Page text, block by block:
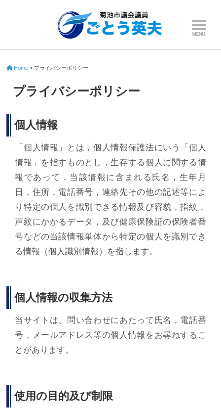
Home> プライバシーポリシー
プライバシーポリシー
個人情報
「個人情報」とは，個人情報保護法にいう「個人
情報」を指すものとし，生存する個人に関する情
報であって，当該情報に含まれる氏名，生年月
日，住所，電話番号，連絡先その他の記述等によ
り特定の個人を識別できる情報及び容貌，指紋，
声紋にかかるデータ，及び健康保険証の保険者番
号などの当該情報単体から特定の個人を識別でき
る情報（個人識別情報）を指します。
個人情報の収集方法
当サイトは、問い合わせにあたって氏名，電話番
号，メールアドレス等の個人情報をお尋ねするこ
とがあります。
使用の目的及び制限